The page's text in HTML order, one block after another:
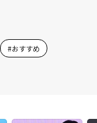
#おすすめ